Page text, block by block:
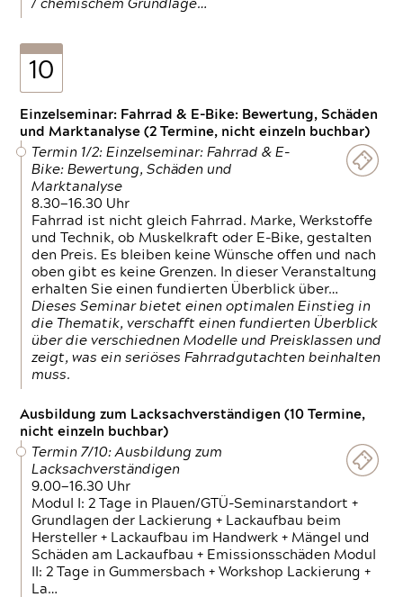
/ chemischem Grundlage…
10
Einzelseminar: Fahrrad & E-Bike: Bewertung, Schäden
und Marktanalyse (2 Termine, nicht einzeln buchbar)
Termin 1/2: Einzelseminar: Fahrrad & E-
Bike: Bewertung, Schäden und
Marktanalyse
8.30—16.30 Uhr
Fahrrad ist nicht gleich Fahrrad. Marke, Werkstoffe
und Technik, ob Muskelkraft oder E-Bike, gestalten
den Preis. Es bleiben keine Wünsche offen und nach
oben gibt es keine Grenzen. In dieser Veranstaltung
erhalten Sie einen fundierten Überblick über…
Dieses Seminar bietet einen optimalen Einstieg in
die Thematik, verschafft einen fundierten Überblick
über die verschiednen Modelle und Preisklassen und
zeigt, was ein seriöses Fahrradgutachten beinhalten
muss.
Ausbildung zum Lacksachverständigen (10 Termine,
nicht einzeln buchbar)
Termin 7/10: Ausbildung zum
Lacksachverständigen
9.00—16.30 Uhr
Modul I: 2 Tage in Plauen/GTÜ-Seminarstandort +
Grundlagen der Lackierung + Lackaufbau beim
Hersteller + Lackaufbau im Handwerk + Mängel und
Schäden am Lackaufbau + Emissionsschäden Modul
II: 2 Tage in Gummersbach + Workshop Lackierung +
La…